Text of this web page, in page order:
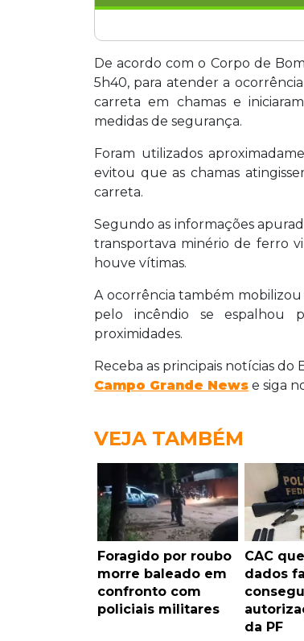
Uma carreta carregada com
desta sexta-feira (1º) na BR-
Corpo de Bombeiros usou
início na tração do cavalo
para atender a ocorrência.
De acordo com o Corpo de
5h40, para atender a
carreta em chamas e
medidas de segurança.
Foram utilizados
evitou que as chamas
carreta.
Segundo as informações
transportava minério de ferro
houve vítimas.
A ocorrência também mobilizou
pelo incêndio se espalhou
proximidades.
Receba as principais notícias do
Campo Grande News e siga
VEJA TAMBÉM
Foragido por roubo
morre baleado em
confronto com
policiais militares
CAC
dados
da PF